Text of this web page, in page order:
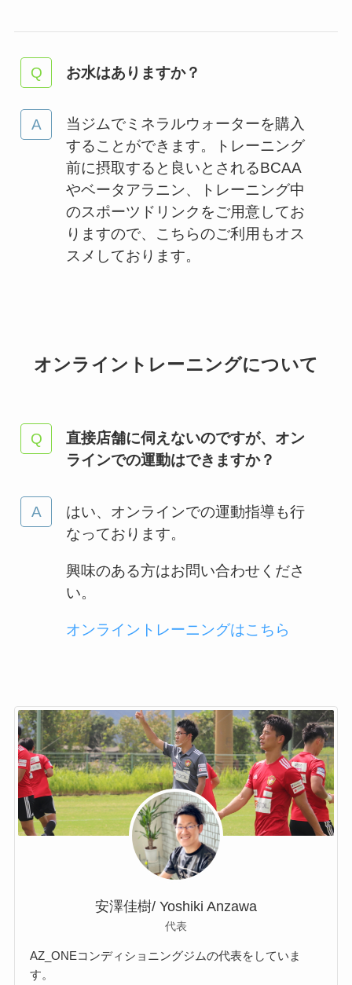
お水はありますか？
当ジムでミネラルウォーターを購入
することができます。トレーニング
前に摂取すると良いとされるBCAA
やベータアラニン、トレーニング中
のスポーツドリンクをご用意してお
りますので、こちらのご利用もオス
スメしております。
オンライントレーニングについて
直接店舗に伺えないのですが、オン
ラインでの運動はできますか？
はい、オンラインでの運動指導も行
なっております。
興味のある方はお問い合わせくださ
い。
オンライントレーニングはこちら
安澤佳樹/ Yoshiki Anzawa
代表
AZ_ONEコンディショニングジムの代表をしていま
す。